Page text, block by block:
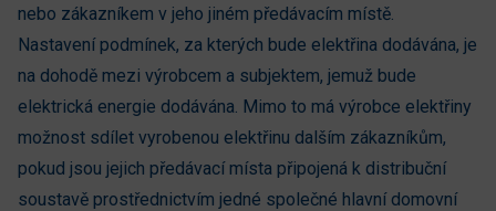
nebo zákazníkem v jeho jiném předávacím místě.
Nastavení podmínek, za kterých bude elektřina dodávána, je
na dohodě mezi výrobcem a subjektem, jemuž bude
elektrická energie dodávána. Mimo to má výrobce elektřiny
možnost sdílet vyrobenou elektřinu dalším zákazníkům,
pokud jsou jejich předávací místa připojená k distribuční
soustavě prostřednictvím jedné společné hlavní domovní